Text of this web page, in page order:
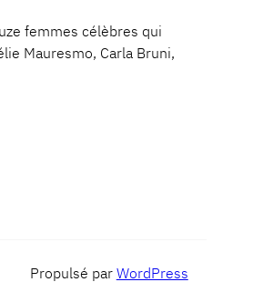
femmes célèbres qui
Mauresmo, Carla Bruni,
Propulsé par WordPress